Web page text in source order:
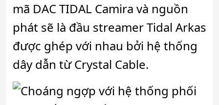
mã DAC TIDAL Camira và nguồn
phát sẽ là đầu streamer Tidal Arkas
được ghép với nhau bởi hệ thống
dây dẫn từ Crystal Cable.